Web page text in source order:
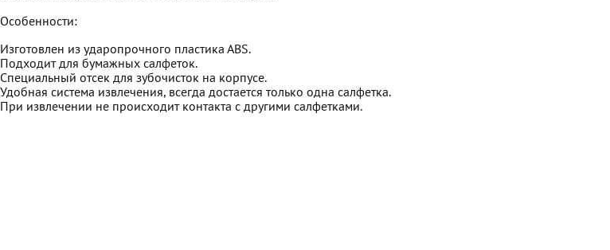
Особенности:
Изготовлен из ударопрочного пластика АВS.
Подходит для бумажных салфеток.
Специальный отсек для зубочисток на корпусе.
Удобная система извлечения, всегда достается только одна салфетка.
При извлечении не происходит контакта с другими салфетками.